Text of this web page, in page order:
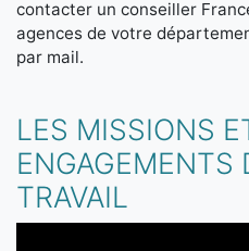
contacter un conseiller
agences de votre
par mail.
LES MISSIONS
ENGAGEMENTS
TRAVAIL